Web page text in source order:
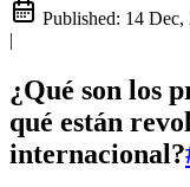
Published: 14 Dec,
|
¿Qué son los
qué están
internacional?